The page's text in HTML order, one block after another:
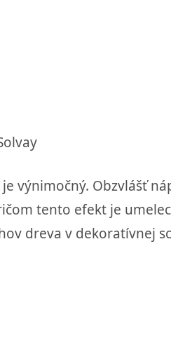
výnimočný. Obzvlášť
tento efekt je
dreva v dekoratívnej